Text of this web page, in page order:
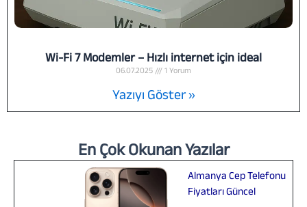
Wi-Fi 7 Modemler – Hızlı internet için ideal
06.07.2025 1 Yorum
Yazıyı Göster »
En Çok Okunan Yazılar
Almanya Cep Telefonu
Fiyatları Güncel